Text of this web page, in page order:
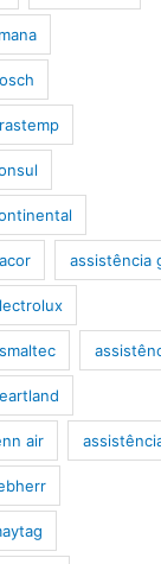
assistência
air